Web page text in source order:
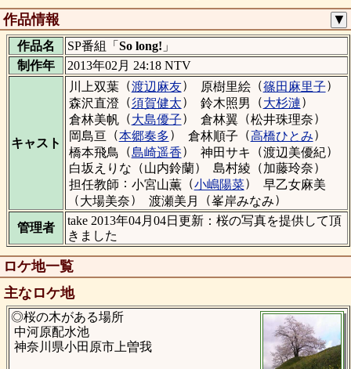
作品情報 ▼
作品名 SP番組「 So long! 」
制作年
2013年02月 24:18 NTV
キャスト
川上双葉（渡辺麻友） 原樹里絵（篠田麻里子）
森沢直澄 （須賀健太） 鈴木照男 （大杉漣）
倉林美帆 （大島優子） 倉林翼 （松井珠理奈）
岡島亘 （本郷奏多） 倉林順子 （高橋ひとみ）
橋本飛鳥 （島崎遥香） 神田サキ （渡辺美優紀）
白坂えりな （山内鈴蘭） 島村綾 （加藤玲奈）
担任教師 ： 小宮山薫（小嶋陽菜）
早乙女麻美
（大場美奈） 渡瀬美月 （峯岸みなみ）
管理者
take 2013年04月04日更新：桜の写真を提供して頂
きました
ロケ地一覧
主なロケ地
◎桜の木がある場所
中河原配水池
神奈川県小田原市上曽我